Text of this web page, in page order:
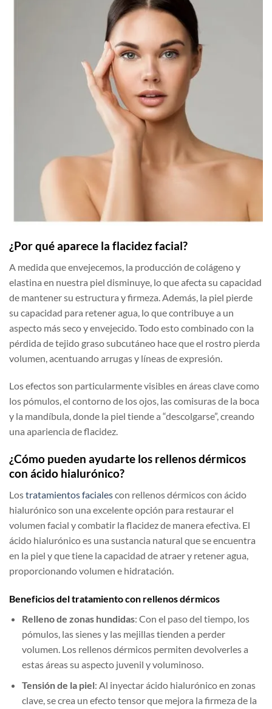
¿Por qué aparece la flacidez facial?
A medida que envejecemos, la producción de colágeno y
elastina en nuestra piel disminuye, lo que afecta su capacidad
de mantener su estructura y firmeza. Además, la piel pierde
su capacidad para retener agua, lo que contribuye a un
aspecto más seco y envejecido. Todo esto combinado con la
pérdida de tejido graso subcutáneo hace que el rostro pierda
volumen, acentuando arrugas y líneas de expresión.
Los efectos son particularmente visibles en áreas clave como
los pómulos, el contorno de los ojos, las comisuras de la boca
y la mandíbula, donde la piel tiende a “descolgarse”, creando
una apariencia de flacidez.
¿Cómo pueden ayudarte los rellenos dérmicos
con ácido hialurónico?
Lostratamientos facialescon rellenos dérmicos con ácido
hialurónico son una excelente opción para restaurar el
volumen facial y combatir la flacidez de manera efectiva. El
ácido hialurónico es una sustancia natural que se encuentra
en la piel y que tiene la capacidad de atraer y retener agua,
proporcionando volumen e hidratación.
Beneficios del tratamiento con rellenos dérmicos
Relleno de zonas hundidas: Con el paso del tiempo, los
pómulos, las sienes y las mejillas tienden a perder
volumen. Los rellenos dérmicos permiten devolverles a
estas áreas su aspecto juvenil y voluminoso.
Tensión de la piel: Al inyectar ácido hialurónico en zonas
clave, se crea un efecto tensor que mejora la firmeza de la